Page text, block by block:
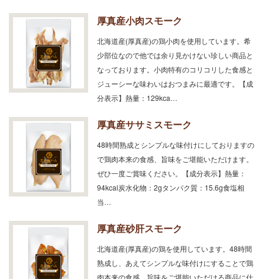
厚真産小肉スモーク
北海道産(厚真産)の鶏小肉を使用しています。希
少部位なので他では余り見かけない珍しい商品と
なっております。小肉特有のコリコリした食感と
ジューシーな味わいはおつまみに最適です。【成
分表示】熱量：129kca…
厚真産ササミスモーク
48時間熟成とシンプルな味付けにしておりますの
で鶏肉本来の食感、旨味をご堪能いただけます。
ぜひ一度ご賞味ください。【成分表示】熱量：
94kcal炭水化物：2gタンパク質：15.6g食塩相
当…
厚真産砂肝スモーク
北海道産(厚真産)の鶏を使用しています。48時間
熟成し、あえてシンプルな味付けにすることで鶏
肉本来の食感、旨味をご堪能いただける商品に仕